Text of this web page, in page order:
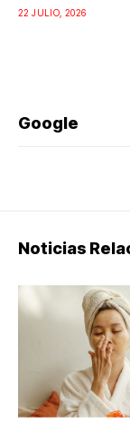
22 JULIO, 2026
Google
Noticias